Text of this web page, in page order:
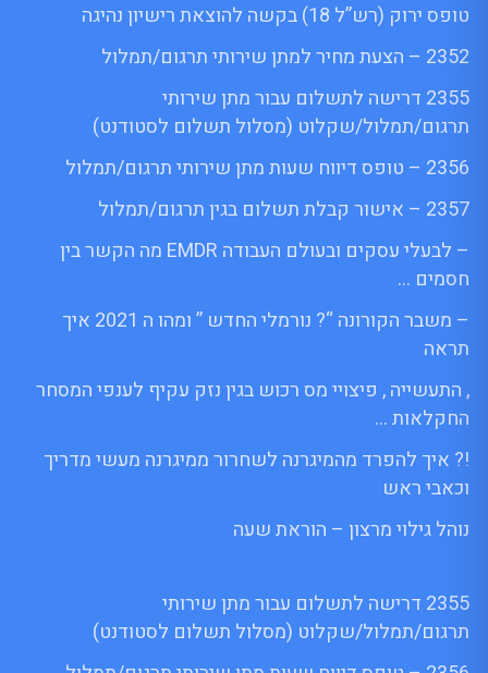
טופס ירוק (רש”ל 18) בקשה להוצאת רישיון נהיגה
2352 – הצעת מחיר למתן שירותי תרגום/תמלול
2355 דרישה לתשלום עבור מתן שירותי
תרגום/תמלול/שקלוט (מסלול תשלום לסטודנט)
2356 – טופס דיווח שעות מתן שירותי תרגום/תמלול
2357 – אישור קבלת תשלום בגין תרגום/תמלול
– לבעלי עסקים ובעולם העבודה EMDR מה הקשר בין
חסמים …
– משבר הקורונה “? נורמלי החדש ” ומהו ה 2021 איך
תראה
, התעשייה , פיצויי מס רכוש בגין נזק עקיף לענפי המסחר
החקלאות …
!? איך להפרד מהמיגרנה לשחרור ממיגרנה מעשי מדריך
וכאבי ראש
נוהל גילוי מרצון – הוראת שעה
2355 דרישה לתשלום עבור מתן שירותי
תרגום/תמלול/שקלוט (מסלול תשלום לסטודנט)